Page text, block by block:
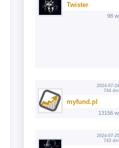
Twister
98
2024-07-
744
myfund.pl
13156
2024-07-
743